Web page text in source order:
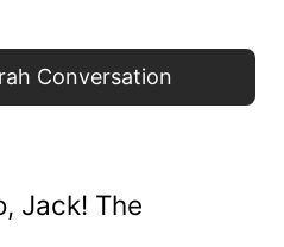
Conversation
Jack! The